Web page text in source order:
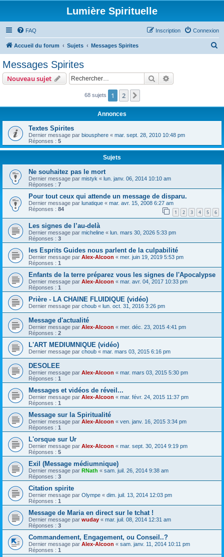
Lumière Spirituelle
FAQ Connexion
Inscription
Accueil du forum Sujets Messages Spirites
r
Messages Spirites
Nouveau sujet Rechercher
68 sujets 1 2
Annonces
Textes Spirites
Dernier message par biousphere « mar. sept. 28, 2010 10:48 pm
Réponses : 5
Sujets
Ne souhaitez pas le mort
Dernier message par mistyk « lun. janv. 06, 2014 10:10 am
Réponses : 7
Pour tout ceux qui attende un message de disparu.
Dernier message par lunatique « mar. avr. 15, 2008 6:27 am
Réponses : 84 1 2 3 4 5 6
Les signes de l’au-delà
Dernier message par micheline « lun. mars 30, 2026 5:33 pm
Réponses : 3
les Esprits Guides nous parlent de la culpabilité
Dernier message par Alex-Alcoon « mer. juin 19, 2019 5:53 pm
Réponses : 1
Enfants de la terre préparez vous les signes de l'Apocalypse
Dernier message par Alex-Alcoon « mar. avr. 04, 2017 10:33 pm
Réponses : 1
Prière - LA CHAINE FLUIDIQUE (vidéo)
Dernier message par choub « lun. oct. 31, 2016 3:26 pm
Message d'actualité
Dernier message par Alex-Alcoon « mer. déc. 23, 2015 4:41 pm
Réponses : 2
L'ART MEDIUMNIQUE (vidéo)
Dernier message par choub « mar. mars 03, 2015 6:16 pm
DESOLEE
Dernier message par Alex-Alcoon « mar. mars 03, 2015 5:30 pm
Réponses : 1
Messages et vidéos de réveil...
Dernier message par Alex-Alcoon « mar. févr. 24, 2015 11:37 pm
Réponses : 1
Message sur la Spiritualité
Dernier message par Alex-Alcoon « ven. janv. 16, 2015 3:34 pm
Réponses : 1
L'orsque sur Ur
Dernier message par Alex-Alcoon « mar. sept. 30, 2014 9:19 pm
Réponses : 5
Exil (Message médiumnique)
Dernier message par RNath « sam. juil. 26, 2014 9:38 am
Réponses : 3
Citation spirite
Dernier message par Olympe « dim. juil. 13, 2014 12:03 pm
Réponses : 1
Message de Maria en direct sur le tchat !
Dernier message par wuday « mar. juil. 08, 2014 12:31 am
Réponses : 3
Commandement, Engagement, ou Conseil..?
Dernier message par Alex-Alcoon « sam. janv. 11, 2014 10:11 pm
Réponses : 1